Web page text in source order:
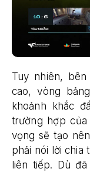
Tuy nhiên,
cao, vòng
khoảnh khắc
trường hợp
vọng sẽ tạo
phải nói lời chia
liên tiếp. Dù